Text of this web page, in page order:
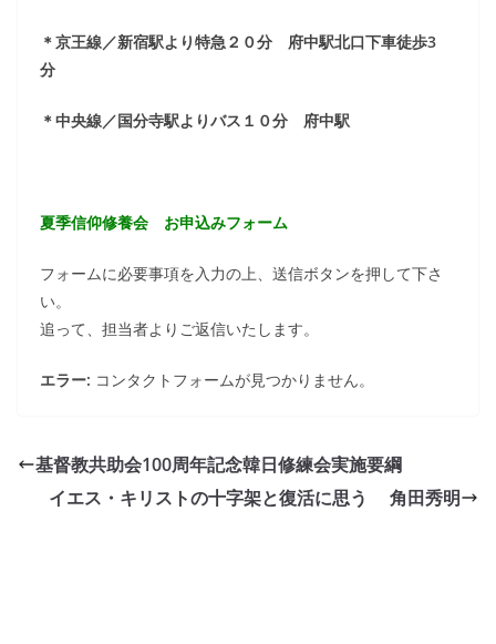
＊京王線／新宿駅より特急２０分 府中駅北口下車徒歩3
分
＊中央線／国分寺駅よりバス１０分 府中駅
夏季信仰修養会 お申込みフォーム
フォームに必要事項を入力の上、送信ボタンを押して下さ
い。
追って、担当者よりご返信いたします。
エラー: コンタクトフォームが見つかりません。
基督教共助会100周年記念韓日修練会実施要綱
イエス・キリストの十字架と復活に思う 角田秀明